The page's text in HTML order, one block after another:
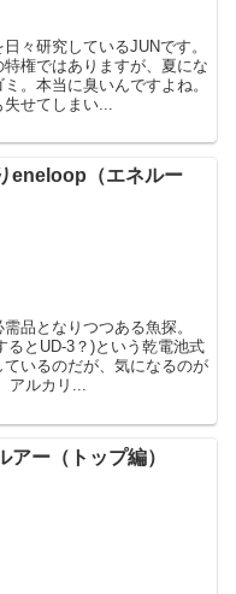
々研究しているJUNです。
権ではありますが、夏にな
。本当に臭いんですよね。
せてしまい...
eneloop（エネルー
品となりつつある魚探。
とUD-3？)という乾電池式
いるのだが、気になるのが
アルカリ...
アー（トップ編）